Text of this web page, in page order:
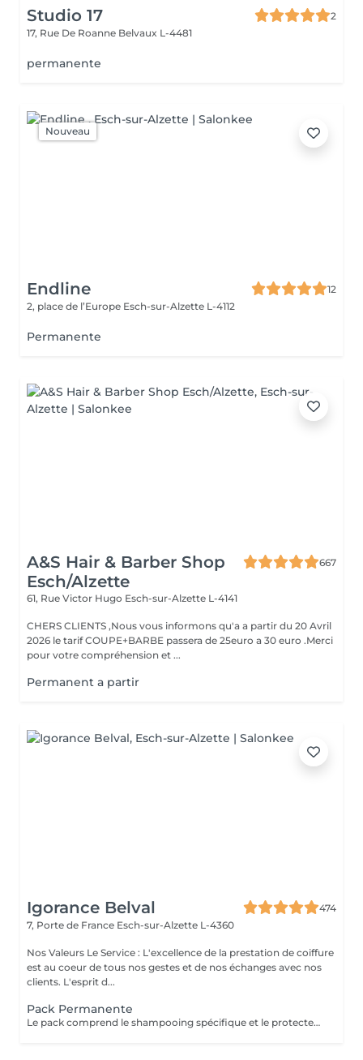
Studio 17
2
17, Rue De Roanne Belvaux L-4481
permanente
Nouveau
Endline
12
2, place de l’Europe Esch-sur-Alzette L-4112
Permanente
A&S Hair & Barber Shop
Esch/Alzette
667
61, Rue Victor Hugo Esch-sur-Alzette L-4141
CHERS CLIENTS ,Nous vous informons qu'a a partir du 20 Avril
2026 le tarif COUPE+BARBE passera de 25euro a 30 euro .Merci
pour votre compréhension et ...
Permanent a partir
Igorance Belval
474
7, Porte de France Esch-sur-Alzette L-4360
Nos Valeurs Le Service : L'excellence de la prestation de coiffure
est au coeur de tous nos gestes et de nos échanges avec nos
clients. L'esprit d...
Pack Permanente
Le pack comprend le shampooing spécifique et le protecteur REDKEN , la permanente avec les produits LOREAL PROFESSIONNEL , le conditionneur REDKEN , le séchage et les produits de styling REDKEN Option Coupe : la coupe IGORANCE (finition sur cheveux secs), le séchage et les produits de styling REDKEN. * Tarifs à titre indicatifs à confirmer après la consultation personnalisée établit auprès de votre coiffeur/stylist/spécialiste * La direction se réserve le droit d’apporter des modifications pour le bon fonctionnement du salon